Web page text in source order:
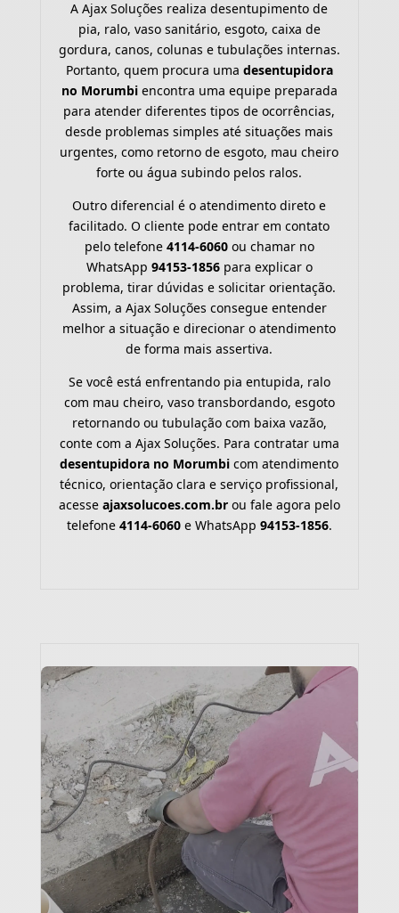
A Ajax Soluções realiza desentupimento de
pia, ralo, vaso sanitário, esgoto, caixa de
gordura, canos, colunas e tubulações internas.
Portanto, quem procura uma desentupidora
no Morumbiencontra uma equipe preparada
para atender diferentes tipos de ocorrências,
desde problemas simples até situações mais
urgentes, como retorno de esgoto, mau cheiro
forte ou água subindo pelos ralos.
Outro diferencial é o atendimento direto e
facilitado. O cliente pode entrar em contato
pelo telefone 4114-6060ou chamar no
WhatsApp 94153-1856para explicar o
problema, tirar dúvidas e solicitar orientação.
Assim, a Ajax Soluções consegue entender
melhor a situação e direcionar o atendimento
de forma mais assertiva.
Se você está enfrentando pia entupida, ralo
com mau cheiro, vaso transbordando, esgoto
retornando ou tubulação com baixa vazão,
conte com a Ajax Soluções. Para contratar uma
desentupidora no Morumbi com atendimento
técnico, orientação clara e serviço profissional,
acesse ajaxsolucoes.com.brou fale agora pelo
telefone 4114-6060e WhatsApp 94153-1856.